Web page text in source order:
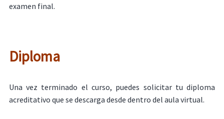
examen final.
Diploma
Una vez terminado el curso, puedes solicitar tu diploma
acreditativo que se descarga desde dentro del aula virtual.